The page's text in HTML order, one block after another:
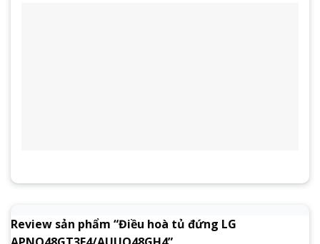
Review sản phẩm “Điều hoà tủ đứng LG